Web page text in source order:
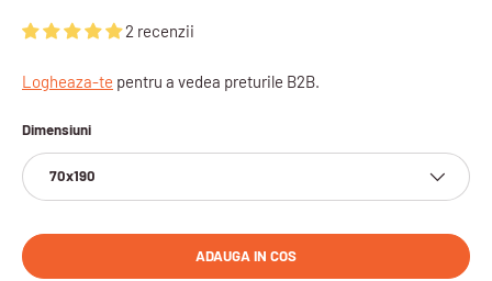
2 recenzii
Logheaza-te pentru a vedea preturile B2B.
Dimensiuni
70x190
ADAUGA IN COS